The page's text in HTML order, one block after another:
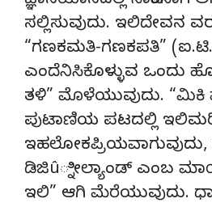
ಸಲ್ಲಿಸುವುದು. ಇಲಿದೇವನ
“ಗಣಕಮತಿ-ಗಣಕಪತಿ” (ಐ.ಟಿ.
ಎಂದೆನಿಸಿಕೊಳ್ಳುವ ಒಂದು ಹೊಸ
ತಳಿ” ಮೊಳೆಯುವುದು.
ಪುಟಾಣಿಯ ಪಟದಲ್ಲಿ
ಇಹಲೋಕಪ್ರಿಯವಾಗುವುದು,
ಡಿಜಿû್ನೀಲ್ಯಾಂಡ್ ಎಂಬ
ಇಲಿ” ಆಗಿ ಮೆರೆಯುವುದು.